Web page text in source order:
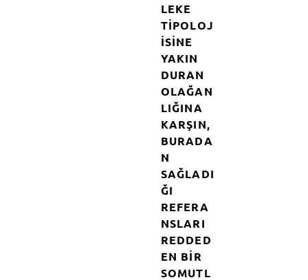
LEKE
TIPOLOJ
ISINE
YAKIN
DURAN
OLAĞAN
LIĞINA
KARŞIN,
BURADA
N
SAĞLADI
ĞI
REFERA
NSLARI
REDDED
EN BIR
SOMUTL